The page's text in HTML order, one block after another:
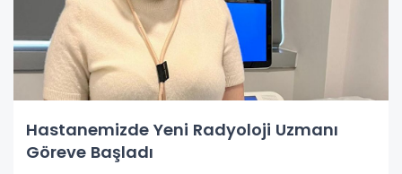
Hastanemizde Yeni Radyoloji Uzmanı
Göreve Başladı